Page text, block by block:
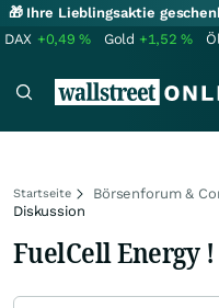
🎁 Ihre Lieblingsaktie
DAX +0,49% Gold +1,52%
Startseite Börsenforum &
Diskussion
FuelCell Energy !